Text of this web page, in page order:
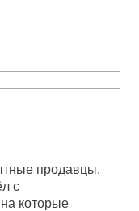
продавцы.
с
которые